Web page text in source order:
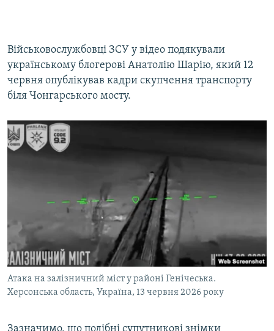
Військовослужбовці ЗСУ у відео подякували
українському блогерові Анатолію Шарію, який 12
червня опублікував кадри скупчення транспорту
біля Чонгарського мосту.
Атака на залізничний міст у районі Генічеська.
Херсонська область, Україна, 13 червня 2026 року